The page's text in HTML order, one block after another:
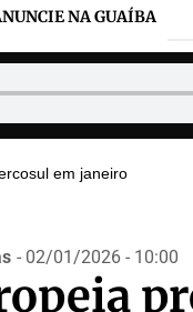
NA GUAÍBA
em janeiro
- 02/01/2026 - 10:00